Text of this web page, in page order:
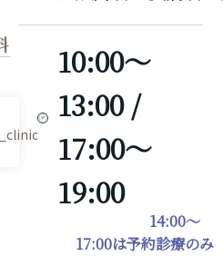
10:00～
13:00 /
17:00～
19:00
14:00～
17:00は予約診療のみ